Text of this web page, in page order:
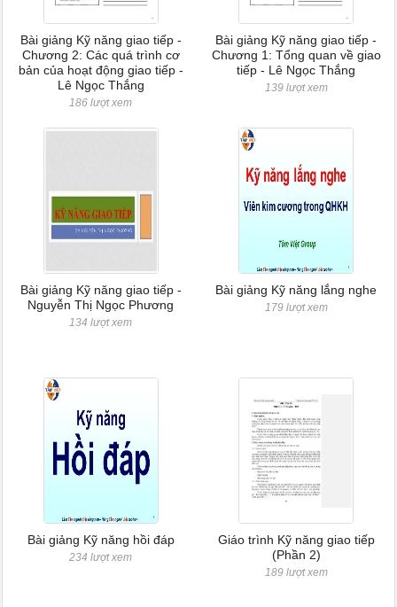
Bài giảng Kỹ năng giao tiếp -
Chương 2: Các quá trình cơ
bản của hoạt động giao tiếp -
Lê Ngọc Thắng
186 lượt xem
Bài giảng Kỹ năng giao tiếp -
Chương 1: Tổng quan về giao
tiếp - Lê Ngọc Thắng
139 lượt xem
Bài giảng Kỹ năng giao tiếp -
Nguyễn Thị Ngọc Phương
134 lượt xem
Bài giảng Kỹ năng lắng nghe
179 lượt xem
Bài giảng Kỹ năng hồi đáp
234 lượt xem
Giáo trình Kỹ năng giao tiếp
(Phần 2)
189 lượt xem